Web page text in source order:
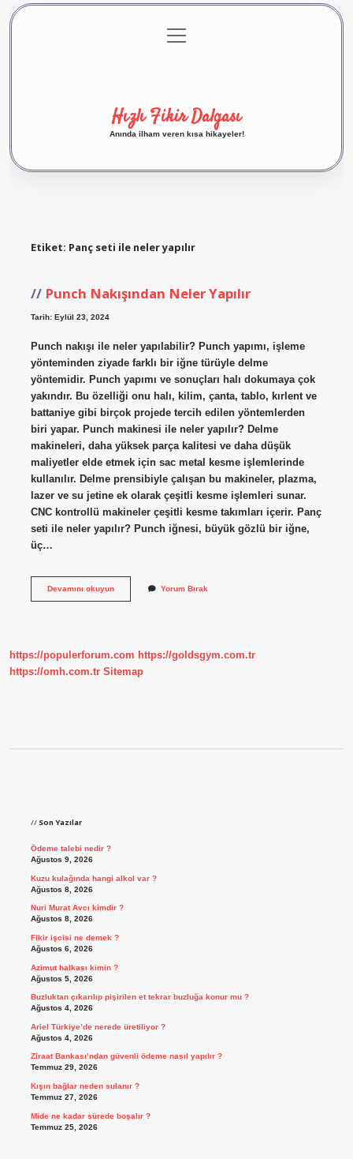
Gizlilik Politikası
menüyü
aç
Hızlı Fikir Dalgası
Anında ilham veren kısa hikayeler!
Etiket: Panç seti ile neler yapılır
Punch Nakışından Neler Yapılır
Tarih: Eylül 23, 2024
Punch nakışı ile neler yapılabilir? Punch yapımı, işleme
yönteminden ziyade farklı bir iğne türüyle delme
yöntemidir. Punch yapımı ve sonuçları halı dokumaya çok
yakındır. Bu özelliği onu halı, kilim, çanta, tablo, kırlent ve
battaniye gibi birçok projede tercih edilen yöntemlerden
biri yapar. Punch makinesi ile neler yapılır? Delme
makineleri, daha yüksek parça kalitesi ve daha düşük
maliyetler elde etmek için sac metal kesme işlemlerinde
kullanılır. Delme prensibiyle çalışan bu makineler, plazma,
lazer ve su jetine ek olarak çeşitli kesme işlemleri sunar.
CNC kontrollü makineler çeşitli kesme takımları içerir. Panç
seti ile neler yapılır? Punch iğnesi, büyük gözlü bir iğne,
üç…
Devamını okuyunPunch
Yorum Bırak
https://populerforum.com https://goldsgym.com.tr
https://omh.com.tr Sitemap
Son Yazılar
Ödeme talebi nedir ?
Ağustos 9, 2026
Kuzu kulağında hangi alkol var ?
Ağustos 8, 2026
Nuri Murat Avcı kimdir ?
Ağustos 8, 2026
Fikir işcisi ne demek ?
Ağustos 6, 2026
Azimut halkası kimin ?
Ağustos 5, 2026
Buzluktan çıkarılıp pişirilen et tekrar buzluğa konur mu ?
Ağustos 4, 2026
Ariel Türkiye’de nerede üretiliyor ?
Ağustos 4, 2026
Ziraat Bankası’ndan güvenli ödeme nasıl yapılır ?
Temmuz 29, 2026
Kışın bağlar neden sulanır ?
Temmuz 27, 2026
Mide ne kadar sürede boşalır ?
Temmuz 25, 2026